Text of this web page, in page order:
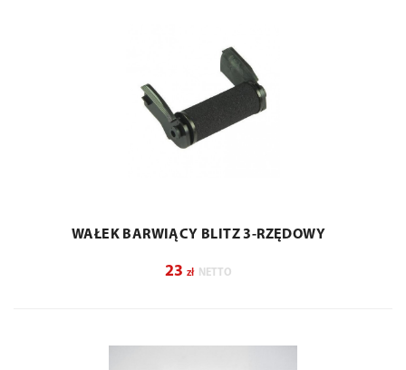
WAŁEK BARWIĄCY BLITZ 3-RZĘDOWY
23 zł NETTO